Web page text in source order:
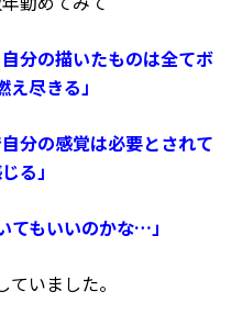
分の描いたものは全てボ
尽きる」
分の感覚は必要とされて
る」
てもいいのかな…」
いました。